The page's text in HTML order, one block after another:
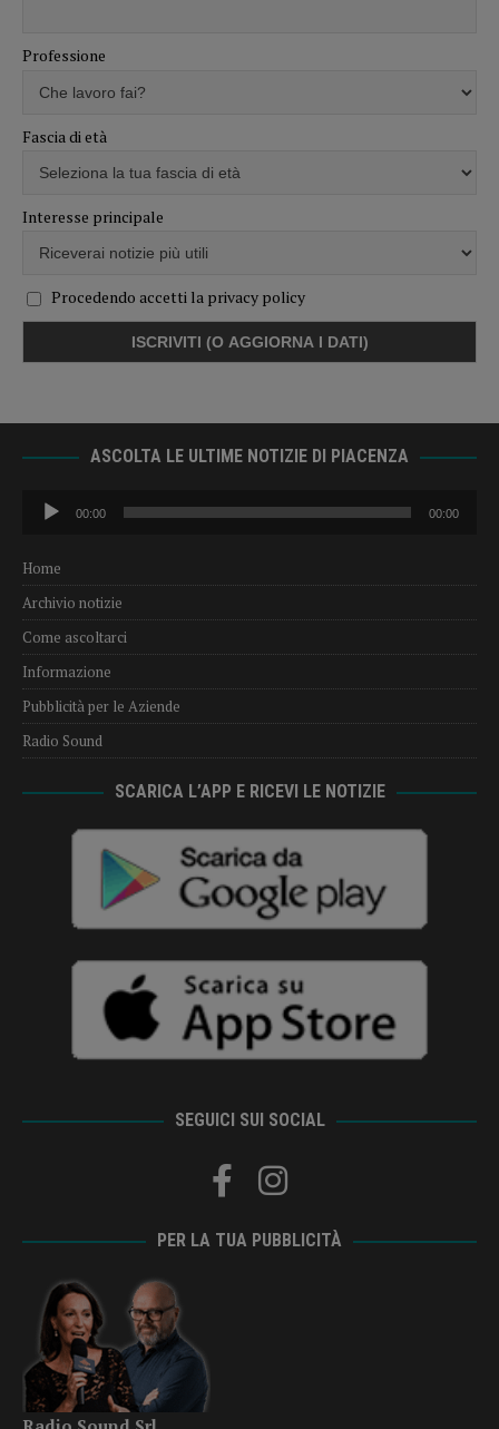
Professione
Fascia di età
Interesse principale
Procedendo accetti la privacy policy
ASCOLTA LE ULTIME NOTIZIE DI PIACENZA
Audio
Player
00:00 00:00
Home
Archivio notizie
Come ascoltarci
Informazione
Pubblicità per le Aziende
Radio Sound
SCARICA L’APP E RICEVI LE NOTIZIE
SEGUICI SUI SOCIAL
PER LA TUA PUBBLICITÀ